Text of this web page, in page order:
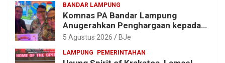
BANDAR LAMPUNG
Komnas PA Bandar Lampung
Anugerahkan Penghargaan kepada
Kombes Pol. Alfret Jacob Tilukay
5 Agustus 2026 BJe
LAMPUNG PEMERINTAHAN